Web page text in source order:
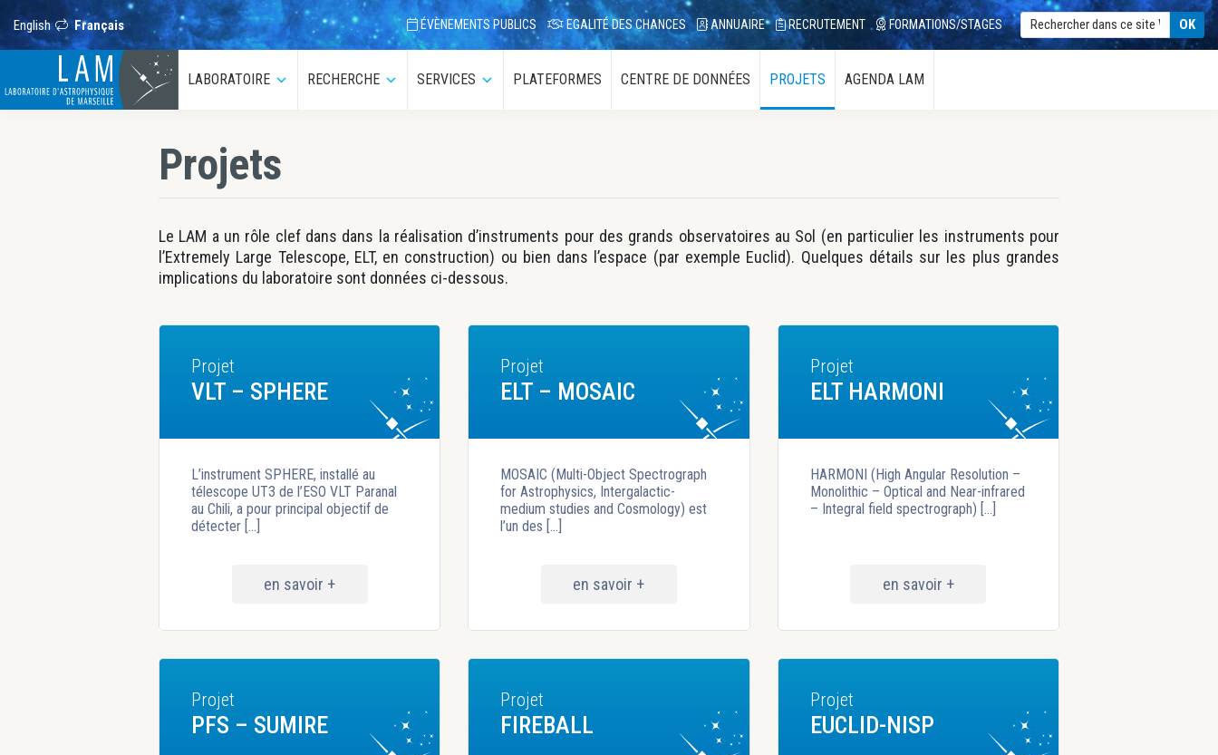
navigation
contenu
principal
de
English Français ÉVÈNEMENTS PUBLICS EGALITÉ DES CHANCES ANNUAIRE RECRUTEMENT FORMATIONS/STAGES
LABORATOIRE
Sous-
menuRECHERCHE
Sous-
menuSERVICES
Sous-
menuPLATEFORMES CENTRE DE DONNÉES PROJETS AGENDA LAM
Projets
Le LAM a un rôle clef dans dans la réalisation d’instruments pour des grands observatoires au Sol (en particulier les instruments pour
l’Extremely Large Telescope, ELT, en construction) ou bien dans l’espace (par exemple Euclid). Quelques détails sur les plus grandes
implications du laboratoire sont données ci-dessous.
Projet
VLT – SPHERE
L’instrument SPHERE, installé au
télescope UT3 de l’ESO VLT Paranal
au Chili, a pour principal objectif de
détecter [...]
en savoir +
Projet
ELT – MOSAIC
MOSAIC (Multi-Object Spectrograph
for Astrophysics, Intergalactic-
medium studies and Cosmology) est
l’un des [...]
en savoir +
Projet
ELT HARMONI
HARMONI (High Angular Resolution –
Monolithic – Optical and Near-infrared
– Integral field spectrograph) [...]
en savoir +
Projet
PFS – SUMIRE
Projet
FIREBALL
Projet
EUCLID-NISP